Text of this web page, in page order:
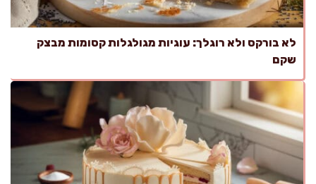
לא בורקס ולא רוגלך: עוגיות מגולגלות קסומות מבצק
שקם